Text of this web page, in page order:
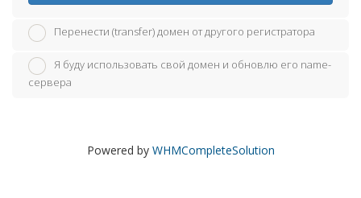
Перенести (transfer) домен от другого регистратора
Я буду использовать свой домен и обновлю его name-
сервера
Powered by WHMCompleteSolution